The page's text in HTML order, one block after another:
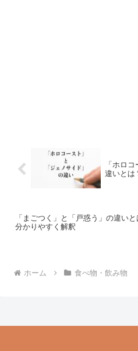
「ホロ
違いとは
「まごつく」と「戸惑う」の違いと
分かりやすく解釈
ホーム 食べ物・飲み物